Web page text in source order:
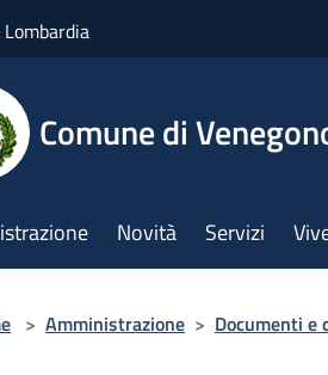
Comune di
Novità Servizi
> Amministrazione > Documenti e